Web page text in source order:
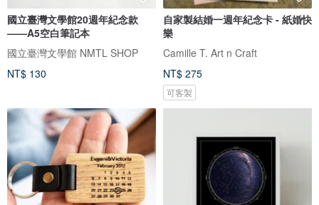
國立臺灣文學館20週年紀念款
——A5空白筆記本
國立臺灣文學館 NMTL SHOP
NT$ 130
自家製結婚一週年紀念卡 - 紙婚快
樂
Camille T. Art n Craft
NT$ 275
可客製